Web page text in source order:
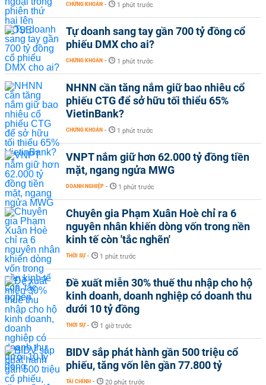
CHỨNG KHOÁN - 1 phút trước
Tự doanh sang tay gần 700 tỷ đồng cổ
phiếu DMX cho ai?
CHỨNG KHOÁN - 1 phút trước
NHNN cần tăng nắm giữ bao nhiêu cổ
phiếu CTG để sở hữu tối thiểu 65%
VietinBank?
CHỨNG KHOÁN - 1 phút trước
VNPT nắm giữ hơn 62.000 tỷ đồng tiền
mặt, ngang ngửa MWG
DOANH NGHIỆP - 1 phút trước
Chuyên gia Phạm Xuân Hoè chỉ ra 6
nguyên nhân khiến dòng vốn trong nền
kinh tế còn 'tắc nghẽn'
THỜI SỰ - 1 phút trước
Đề xuất miễn 30% thuế thu nhập cho hộ
kinh doanh, doanh nghiệp có doanh thu
dưới 10 tỷ đồng
THỜI SỰ - 1 giờ trước
BIDV sắp phát hành gần 500 triệu cổ
phiếu, tăng vốn lên gần 77.800 tỷ
TÀI CHÍNH - 20 phút trước